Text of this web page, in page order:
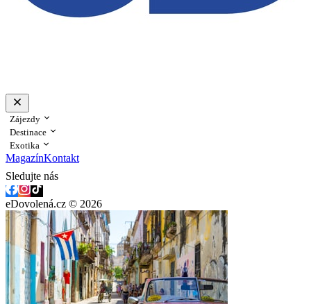
Zájezdy
Destinace
Exotika
MagazínKontakt
Sledujte nás
eDovolená.cz © 2026